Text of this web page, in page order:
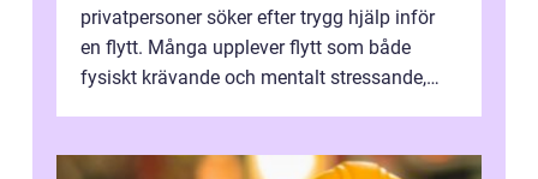
privatpersoner söker efter trygg hjälp inför
en flytt. Många upplever flytt som både
fysiskt krävande och mentalt stressande,